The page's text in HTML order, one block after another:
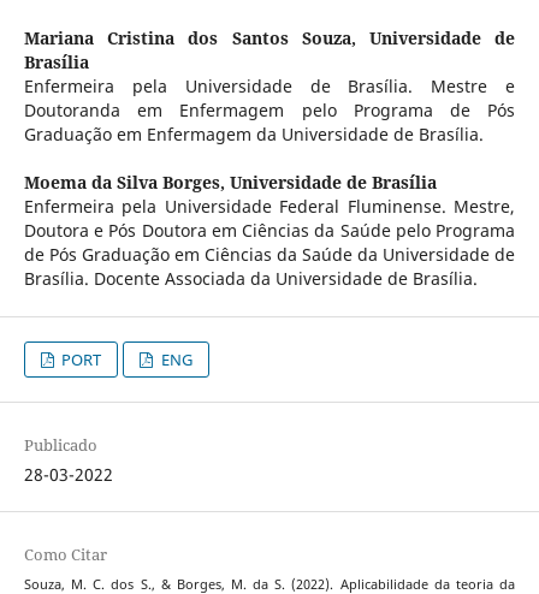
Mariana Cristina dos Santos Souza, Universidade de
Brasília
Enfermeira pela Universidade de Brasília. Mestre e
Doutoranda em Enfermagem pelo Programa de Pós
Graduação em Enfermagem da Universidade de Brasília.
Moema da Silva Borges, Universidade de Brasília
Enfermeira pela Universidade Federal Fluminense. Mestre,
Doutora e Pós Doutora em Ciências da Saúde pelo Programa
de Pós Graduação em Ciências da Saúde da Universidade de
Brasília. Docente Associada da Universidade de Brasília.
PORT ENG
Publicado
28-03-2022
Como Citar
Souza, M. C. dos S., & Borges, M. da S. (2022). Aplicabilidade da teoria da